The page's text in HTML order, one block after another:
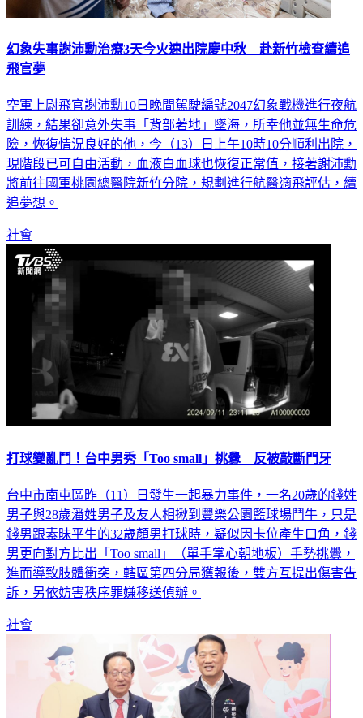
幻象失事謝沛勳治療3天今火速出院慶中秋 赴新竹檢查續追
飛官夢
空軍上尉飛官謝沛勳10日晚間駕駛編號2047幻象戰機進行夜航
訓練，結果卻意外失事「背部著地」墜海，所幸他並無生命危
險，恢復情況良好的他，今（13）日上午10時10分順利出院，
現階段已可自由活動，血液白血球也恢復正常值，接著謝沛勳
將前往國軍桃園總醫院新竹分院，規劃進行航醫適飛評估，續
追夢想。
社會
打球變亂鬥！台中男秀「Too small」挑釁 反被敲斷門牙
台中市南屯區昨（11）日發生一起暴力事件，一名20歲的錢姓
男子與28歲潘姓男子及友人相揪到豐樂公園籃球場鬥牛，只是
錢男跟素昧平生的32歲顏男打球時，疑似因卡位產生口角，錢
男更向對方比出「Too small」（單手掌心朝地板）手勢挑釁，
進而導致肢體衝突，轄區第四分局獲報後，雙方互提出傷害告
訴，另依妨害秩序罪嫌移送偵辦。
社會